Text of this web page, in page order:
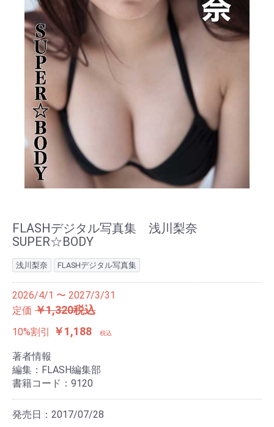
FLASHデジタル写真集 浅川梨奈
SUPER☆BODY
浅川梨奈 FLASHデジタル写真集
2026/4/1 〜 2027/3/31
定価 ￥1,320税込
10%割引 ￥1,188 税込
著者情報
編集：FLASH編集部
書籍コード：9120
発売日：2017/07/28